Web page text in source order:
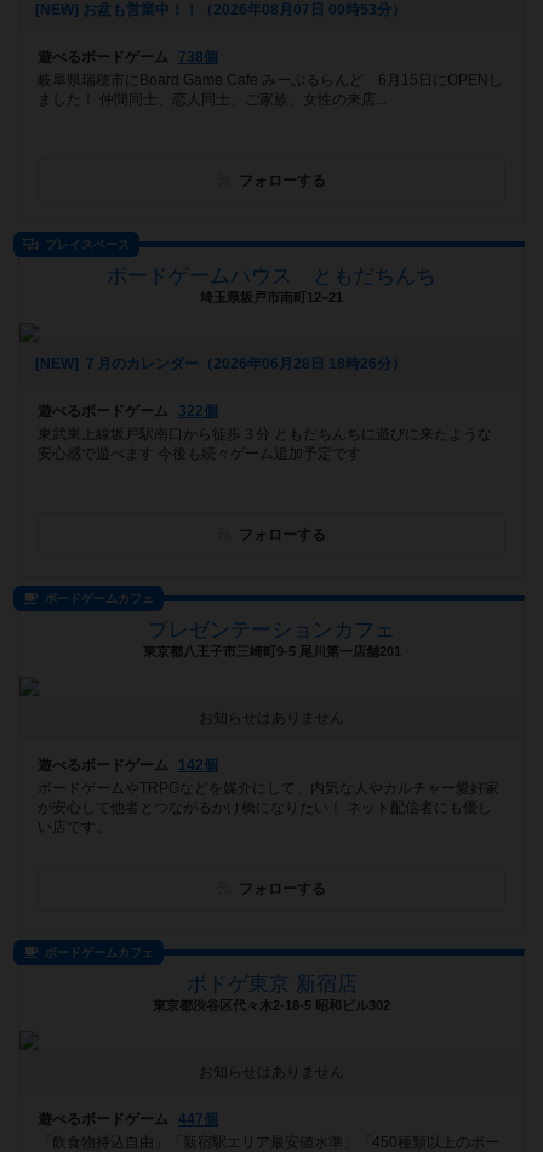
[NEW] お盆も営業中！！（2026年08月07日 00時53分）
遊べるボードゲーム
738個
岐阜県瑞穂市にBoard Game Cafe みーぷるらんど 6月15日にOPENし
ました！ 仲間同士、恋人同士、ご家族、女性の来店...
フォローする
プレイスペース
ボードゲームハウス ともだちんち
埼玉県坂戸市南町12−21
[NEW] ７月のカレンダー（2026年06月28日 18時26分）
遊べるボードゲーム
322個
東武東上線坂戸駅南口から徒歩３分 ともだちんちに遊びに来たような
安心感で遊べます 今後も続々ゲーム追加予定です
フォローする
ボードゲームカフェ
プレゼンテーションカフェ
東京都八王子市三崎町9-5 尾川第一店舗201
お知らせはありません
遊べるボードゲーム
142個
ボードゲームやTRPGなどを媒介にして、内気な人やカルチャー愛好家
が安心して他者とつながるかけ橋になりたい！ ネット配信者にも優し
い店です。
フォローする
ボードゲームカフェ
ボドゲ東京 新宿店
東京都渋谷区代々木2-18-5 昭和ビル302
お知らせはありません
遊べるボードゲーム
447個
「飲食物持込自由」「新宿駅エリア最安値水準」「450種類以上のボー